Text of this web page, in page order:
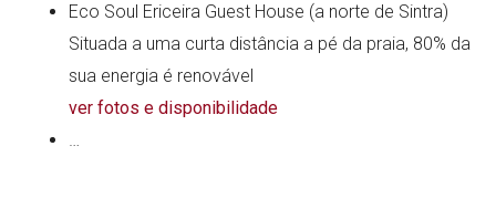
Eco Soul Ericeira Guest House (a norte de Sintra)
Situada a uma curta distância a pé da praia, 80% da
sua energia é renovável
ver fotos e disponibilidade
…